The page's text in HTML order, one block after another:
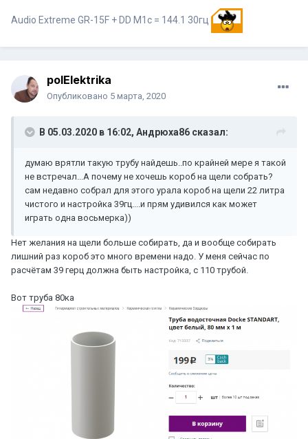
Audio Extreme GR-15F + DD M1c = 144.1 30гц
polElektrika
Опубликовано 5 марта, 2020
В 05.03.2020 в 16:02, Андрюха86 сказал:
думаю врятли такую трубу найдешь..по крайней мере я такой
не встречал...А почему не хочешь короб на щели собрать?
сам недавно собрал для этого урала короб на щели 22 литра
чистого и настройка 39гц....и прям удивился как может
играть одна восьмерка))
Нет желания на щели больше собирать, да и вообще собирать
лишний раз короб это много времени надо. У меня сейчас по
расчётам 39 герц должна быть настройка, с 110 трубой.
Вот труба 80ка